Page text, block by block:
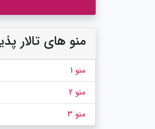
منو های تالار
منو 1
منو 2
منو 3